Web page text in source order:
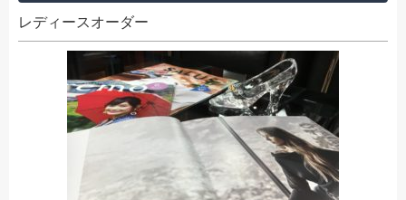
レディースオーダー